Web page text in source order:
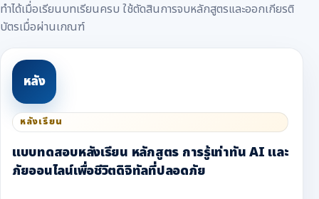
ทำได้เมื่อเรียนบทเรียนครบ ใช้ตัดสินการจบหลักสูตรและออกเกียรติ
บัตรเมื่อผ่านเกณฑ์
หลัง
หลังเรียน
แบบทดสอบหลังเรียน หลักสูตร การรู้เท่าทัน AI และ
ภัยออนไลน์เพื่อชีวิตดิจิทัลที่ปลอดภัย